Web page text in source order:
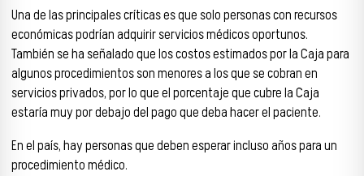
Una de las principales críticas es que solo personas con recursos
económicas podrían adquirir servicios médicos oportunos.
También se ha señalado que los costos estimados por la Caja para
algunos procedimientos son menores a los que se cobran en
servicios privados, por lo que el porcentaje que cubre la Caja
estaría muy por debajo del pago que deba hacer el paciente.
En el país, hay personas que deben esperar incluso años para un
procedimiento médico.